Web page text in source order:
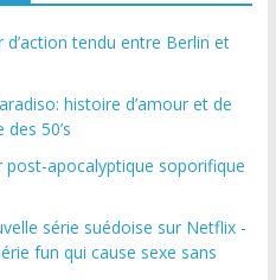
d’action tendu entre Berlin et
histoire d’amour et de
50’s
post-apocalyptique soporifique
série suédoise sur Netflix -
fun qui cause sexe sans